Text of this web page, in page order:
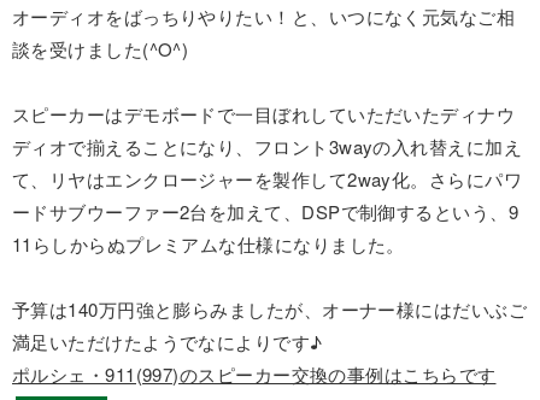
オーディオをばっちりやりたい！と、いつになく元気なご相
談を受けました(^O^)
スピーカーはデモボードで一目ぼれしていただいたディナウ
ディオで揃えることになり、フロント3wayの入れ替えに加え
て、リヤはエンクロージャーを製作して2way化。さらにパワ
ードサブウーファー2台を加えて、DSPで制御するという、9
11らしからぬプレミアムな仕様になりました。
予算は140万円強と膨らみましたが、オーナー様にはだいぶご
満足いただけたようでなによりです♪
ポルシェ・911(997)のスピーカー交換の事例はこちらです